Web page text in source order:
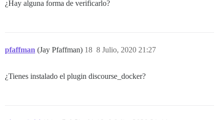
¿Hay alguna forma de verificarlo?
pfaffman (Jay Pfaffman) 8 Julio, 2020 21:27
18
¿Tienes instalado el plugin discourse_docker?